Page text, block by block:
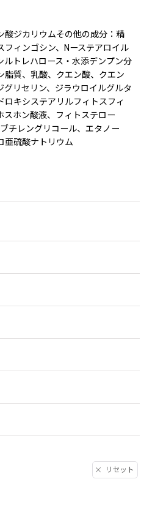
酸ジカリウムその他の成分：精
ィンゴシン、Nーステアロイル
ルトレハロース・水添デンプン分
脂質、乳酸、クエン酸、クエン
リセリン、ジラウロイルグルタ
ロキシステアリルフィトスフィ
スホン酸液、フィトステロー
チレングリコール、エタノー
亜硫酸ナトリウム
リセット